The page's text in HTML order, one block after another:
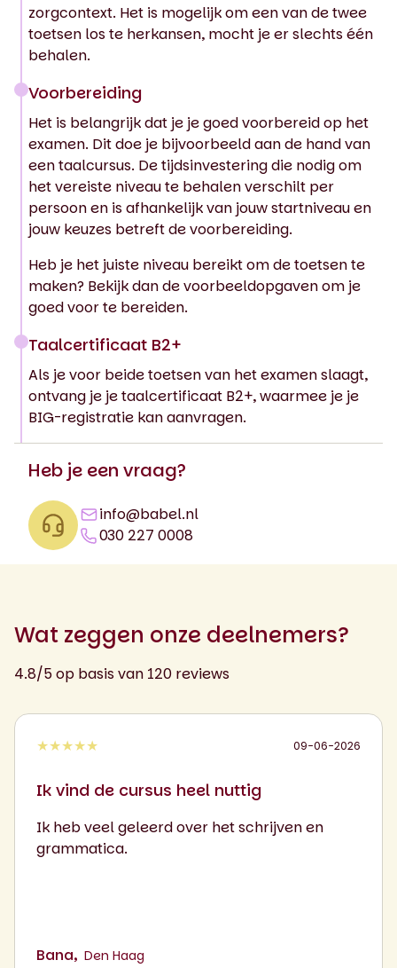
zorgcontext. Het is mogelijk om een van de twee
toetsen los te herkansen, mocht je er slechts één
behalen.
Voorbereiding
Het is belangrijk dat je je goed voorbereid op het
examen. Dit doe je bijvoorbeeld aan de hand van
een taalcursus. De tijdsinvestering die nodig om
het vereiste niveau te behalen verschilt per
persoon en is afhankelijk van jouw startniveau en
jouw keuzes betreft de voorbereiding.
Heb je het juiste niveau bereikt om de toetsen te
maken? Bekijk dan de voorbeeldopgaven om je
goed voor te bereiden.
Taalcertificaat B2+
Als je voor beide toetsen van het examen slaagt,
ontvang je je taalcertificaat B2+, waarmee je je
BIG-registratie kan aanvragen.
Heb je een vraag?
info@babel.nl
030 227 0008
Wat zeggen onze deelnemers?
4.8/5 op basis van 120 reviews
★★★★★ 09-06-2026
Ik vind de cursus heel nuttig
Ik heb veel geleerd over het schrijven en
grammatica.
Bana, Den Haag